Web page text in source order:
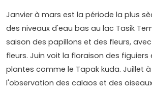
Janvier à mars est la période la plus
des niveaux d'eau bas au lac Tasik
saison des papillons et des fleurs,
fleurs. Juin voit la floraison des
plantes comme le Tapak kuda. Juillet
l'observation des calaos et des